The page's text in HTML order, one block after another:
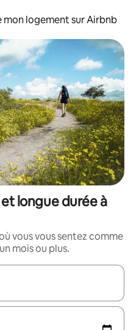
mon logement sur Airbnb
longue durée à
vous vous sentez comme
mois ou plus.
utilisez les flèches vers le